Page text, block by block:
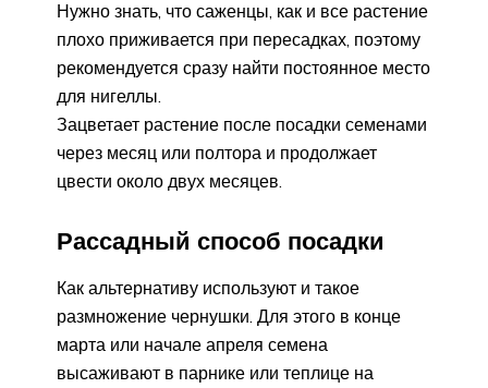
Нужно знать, что саженцы, как и все растение
плохо приживается при пересадках, поэтому
рекомендуется сразу найти постоянное место
для нигеллы.
Зацветает растение после посадки семенами
через месяц или полтора и продолжает
цвести около двух месяцев.
Рассадный способ посадки
Как альтернативу используют и такое
размножение чернушки. Для этого в конце
марта или начале апреля семена
высаживают в парнике или теплице на